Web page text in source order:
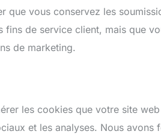
que vous conservez les
de service client, mais que
de marketing.
les cookies que votre site
et les analyses. Nous avons